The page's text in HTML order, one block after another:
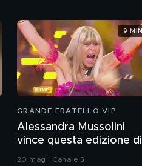
GRANDE FRATELLO VIP
Alessandra Mussolini
vince questa edizione di
Grande Fratello VIP
20 mag | Canale 5
9 MIN